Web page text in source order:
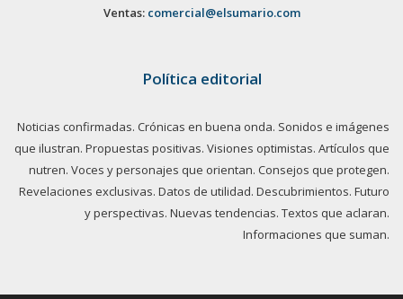
Ventas: comercial@elsumario.com
Política editorial
Noticias confirmadas. Crónicas en buena onda. Sonidos e imágenes
que ilustran. Propuestas positivas. Visiones optimistas. Artículos que
nutren. Voces y personajes que orientan. Consejos que protegen.
Revelaciones exclusivas. Datos de utilidad. Descubrimientos. Futuro
y perspectivas. Nuevas tendencias. Textos que aclaran.
Informaciones que suman.